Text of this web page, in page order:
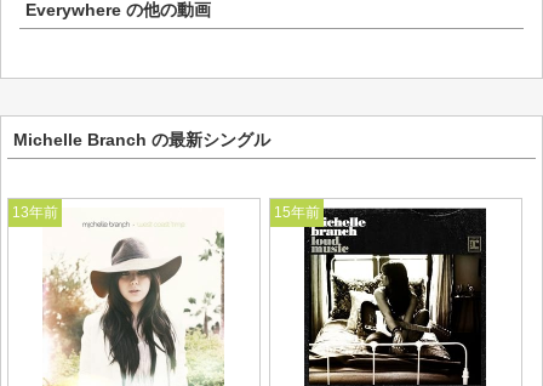
Everywhere の他の動画
Michelle Branch の最新シングル
13年前 15年前